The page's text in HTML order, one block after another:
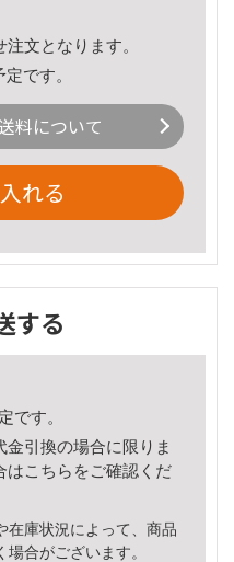
文となります。
です。
料について
れる
する
です。
引換の場合に限りま
はこちら をご確認くだ
庫状況によって、商品
合がございます。